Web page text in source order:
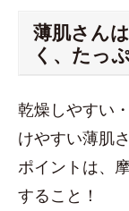
薄肌さん
く、たっ
乾燥しやすい
けやすい薄肌
ポイントは、
すること！